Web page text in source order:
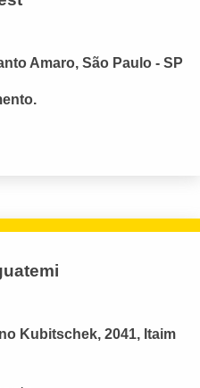
Amaro, São Paulo - SP
Kubitschek, 2041, Itaim